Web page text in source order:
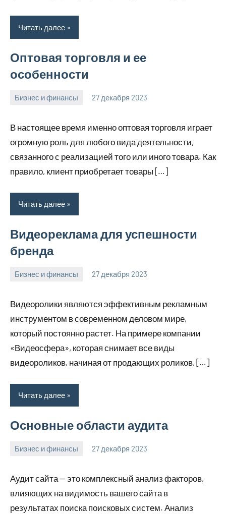
Читать далее
Оптовая торговля и ее
особенности
Бизнес и финансы 27 декабря 2023
В настоящее время именно оптовая торговля играет
огромную роль для любого вида деятельности,
связанного с реализацией того или иного товара. Как
правило, клиент приобретает товары […]
Читать далее
Видеореклама для успешности
бренда
Бизнес и финансы 27 декабря 2023
Видеоролики являются эффективным рекламным
инструментом в современном деловом мире,
который постоянно растет. На примере компании
«Видеосфера», которая снимает все виды
видеороликов, начиная от продающих роликов, […]
Читать далее
Основные области аудита
Бизнес и финансы 27 декабря 2023
Аудит сайта — это комплексный анализ факторов,
влияющих на видимость вашего сайта в
результатах поиска поисковых систем. Анализ